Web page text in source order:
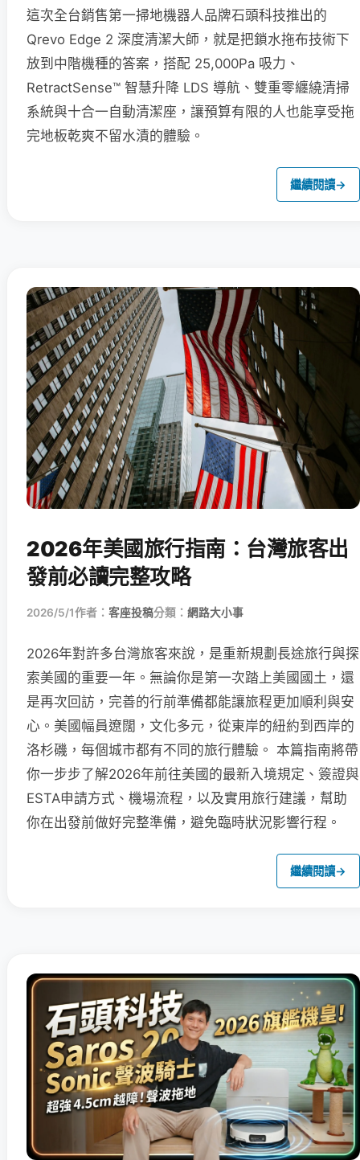
這次全台銷售第一掃地機器人品牌石頭科技推出的
Qrevo Edge 2 深度清潔大師，就是把鎖水拖布技術下
放到中階機種的答案，搭配 25,000Pa 吸力、
RetractSense™ 智慧升降 LDS 導航、雙重零纏繞清掃
系統與十合一自動清潔座，讓預算有限的人也能享受拖
完地板乾爽不留水漬的體驗。
繼續閱讀→
2026年美國旅行指南：台灣旅客出
發前必讀完整攻略
2026/5/1作者： 客座投稿分類： 網路大小事
2026年對許多台灣旅客來說，是重新規劃長途旅行與探
索美國的重要一年。無論你是第一次踏上美國國土，還
是再次回訪，完善的行前準備都能讓旅程更加順利與安
心。美國幅員遼闊，文化多元，從東岸的紐約到西岸的
洛杉磯，每個城市都有不同的旅行體驗。 本篇指南將帶
你一步步了解2026年前往美國的最新入境規定、簽證與
ESTA申請方式、機場流程，以及實用旅行建議，幫助
你在出發前做好完整準備，避免臨時狀況影響行程。
繼續閱讀→